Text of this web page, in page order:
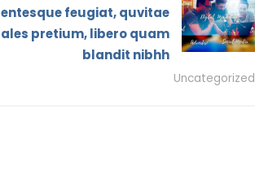
feugiat, quvitae
pretium, libero quam
blandit nibhh
Uncategorized